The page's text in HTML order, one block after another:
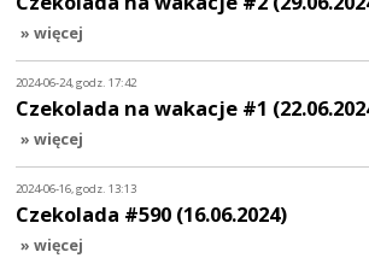
» więcej
2024-06-24, godz. 17:42
Czekolada na wakacje #1
» więcej
2024-06-16, godz. 13:13
Czekolada #590 (16.06.2024)
» więcej